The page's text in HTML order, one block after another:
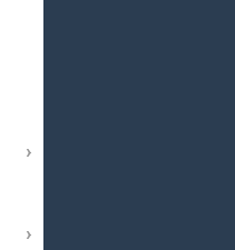
›
›